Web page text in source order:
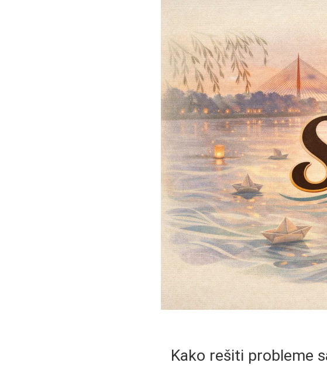
Kako rešiti probleme